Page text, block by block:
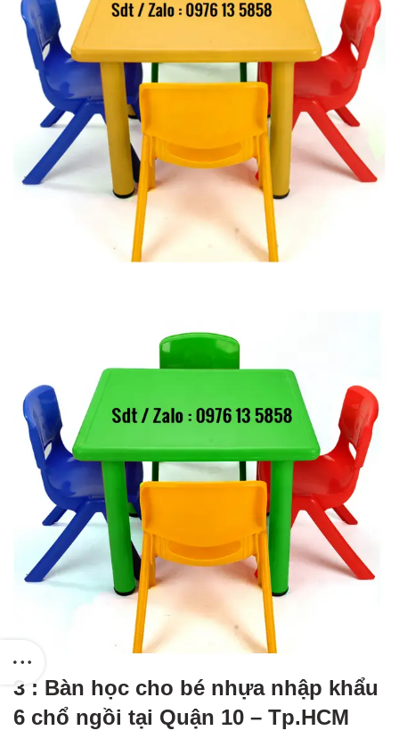
3 : Bàn học cho bé nhựa nhập khẩu
6 chổ ngồi tại Quận 10 – Tp.HCM